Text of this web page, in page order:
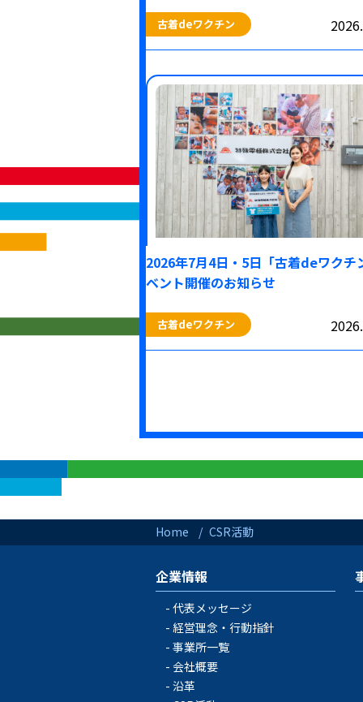
古着deワクチン
2026年7月4日・5日「古着deワクチ
ベント開催のお知らせ
古着deワクチン
Home CSR活動
企業情報
代表メッセージ
経営理念・行動指針
事業所一覧
会社概要
沿革